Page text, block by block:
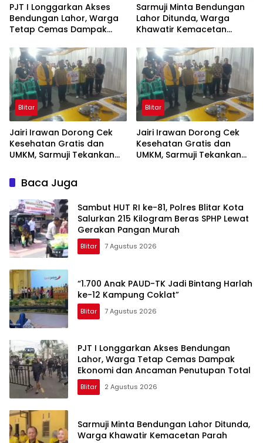
PJT I Longgarkan Akses
Bendungan Lahor, Warga
Tetap Cemas Dampak
Penutupan Total
Sarmuji Minta Bendungan
Lahor Ditunda, Warga
Khawatir Kemacetan
Blitar
Jairi Irawan Dorong Cek
Kesehatan Gratis dan
UMKM, Sarmuji Tekankan
Blitar.
Blitar
Jairi Irawan Dorong Cek
Kesehatan Gratis dan
UMKM, Sarmuji Tekankan
Baca Juga
Sambut HUT RI ke-81, Polres Blitar Kota
Salurkan 215 Kilogram Beras SPHP Lewat
Gerakan Pangan Murah
Blitar 7 Agustus 2026
“1.700 Anak PAUD-TK Jadi Bintang Harlah
ke-12 Kampung Coklat”
Blitar 7 Agustus 2026
PJT I Longgarkan Akses Bendungan
Lahor, Warga Tetap Cemas Dampak
Ekonomi dan Ancaman Penutupan Total
Blitar 2 Agustus 2026
Sarmuji Minta Bendungan Lahor Ditunda,
Warga Khawatir Kemacetan Parah